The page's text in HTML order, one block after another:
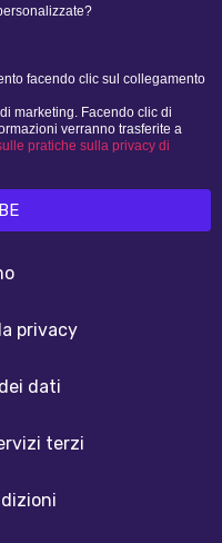
facendo clic sul collegamento
marketing. Facendo clic di
verranno trasferite a
pratiche sulla privacy di
privacy
dati
terzi